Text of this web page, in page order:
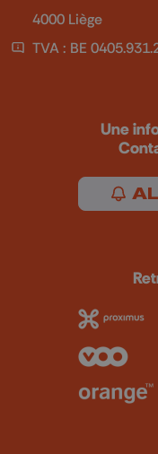
4000 Liège
TVA : BE
Une